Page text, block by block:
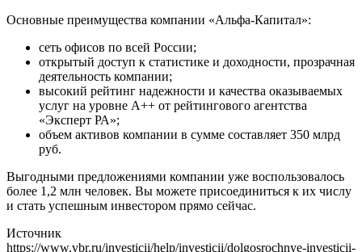
Основные преимущества компании «Альфа-Капитал»:
сеть офисов по всей России;
открытый доступ к статистике и доходности, прозрачная
деятельность компании;
высокий рейтинг надежности и качества оказываемых
услуг на уровне А++ от рейтингового агентства
«Эксперт РА»;
объем активов компании в сумме составляет 350 млрд
руб.
Выгодными предложениями компании уже воспользовалось
более 1,2 млн человек. Вы можете присоединиться к их числу
и стать успешным инвестором прямо сейчас.
Источник
https://www.vbr.ru/investicii/help/investicii/dolgosrochnye-investicii-